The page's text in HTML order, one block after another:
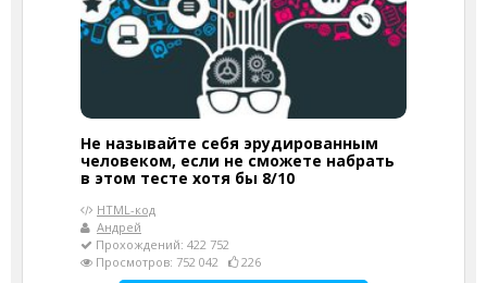
Не называйте себя эрудированным
человеком, если не сможете набрать
в этом тесте хотя бы 8/10
HTML-код
Андрей
Прохождений: 422 752
Просмотров: 752 042
226